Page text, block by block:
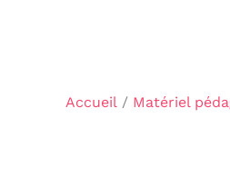
Accueil Matériel